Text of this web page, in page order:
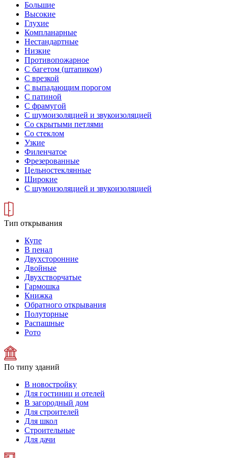
Большие
Высокие
Глухие
Компланарные
Нестандартные
Низкие
Противопожарное
С багетом (штапиком)
С врезкой
С выпадающим порогом
С патиной
С фрамугой
С шумоизоляцией и звукоизоляцией
Со скрытыми петлями
Со стеклом
Узкие
Филенчатое
Фрезерованные
Цельностеклянные
Широкие
С шумоизоляцией и звукоизоляцией
Тип открывания
Купе
В пенал
Двухсторонние
Двойные
Двухстворчатые
Гармошка
Книжка
Обратного открывания
Полуторные
Распашные
Рото
По типу зданий
В новостройку
Для гостиниц и отелей
В загородный дом
Для строителей
Для школ
Строительные
Для дачи